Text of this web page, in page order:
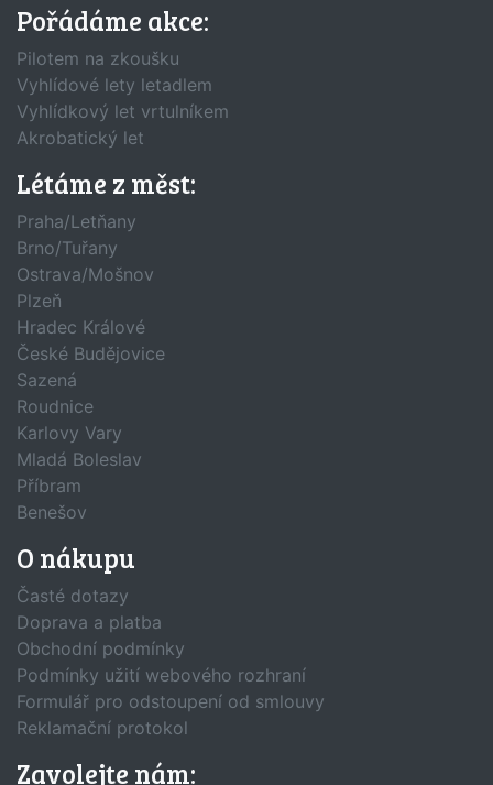
Pořádáme akce:
Pilotem na zkoušku
Vyhlídové lety letadlem
Vyhlídkový let vrtulníkem
Akrobatický let
Létáme z měst:
Praha/Letňany
Brno/Tuřany
Ostrava/Mošnov
Plzeň
Hradec Králové
České Budějovice
Sazená
Roudnice
Karlovy Vary
Mladá Boleslav
Příbram
Benešov
O nákupu
Časté dotazy
Doprava a platba
Obchodní podmínky
Podmínky užití webového rozhraní
Formulář pro odstoupení od smlouvy
Reklamační protokol
Zavolejte nám: